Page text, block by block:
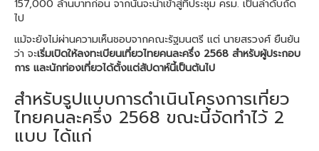
157,000 ล้านบาทก่อน จากนั้นจะนำเข้าสู่ที่ประชุม ครม. เป็นลำดับถัด
ไป
แม้จะยังไม่ผ่านความเห็นชอบจากคณะรัฐมนตรี แต่ นายสรวงศ์ ยืนยัน
ว่า จะเริ่มเปิดให้ลงทะเบียนเที่ยวไทยคนละครึ่ง 2568 สำหรับผู้ประกอบ
การ และนักท่องเที่ยวได้ตั้งแต่สัปดาห์นี้เป็นต้นไป
สำหรับรูปแบบการดำเนินโครงการเที่ยว
ไทยคนละครึ่ง 2568 ขณะนี้จัดทำไว้ 2
แบบ ได้แก่